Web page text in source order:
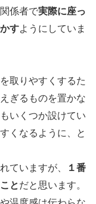
係者で実際に座っ
すようにしていま
取りやすくするた
ぎるものを置かな
いくつか設けてい
くなるように、と
ていますが、
１番
とだと思います。